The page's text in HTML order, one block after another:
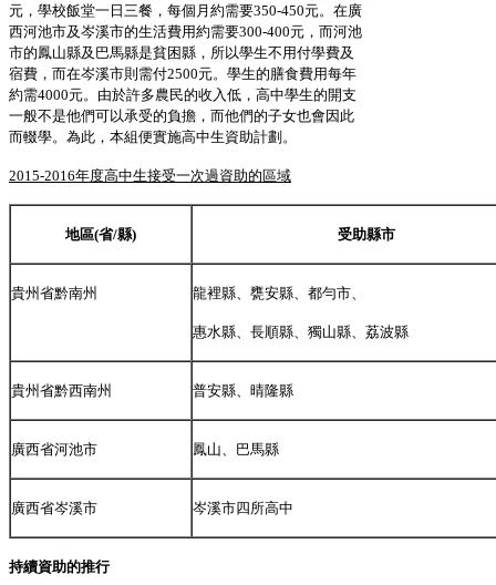
元，學校飯堂一日三餐，每個月約需要350-450元。在廣
西河池市及岑溪市的生活費用約需要300-400元，而河池
市的鳳山縣及巴馬縣是貧困縣，所以學生不用付學費及
宿費，而在岑溪市則需付2500元。學生的膳食費用每年
約需4000元。由於許多農民的收入低，高中學生的開支
一般不是他們可以承受的負擔，而他們的子女也會因此
而輟學。為此，本組便實施高中生資助計劃。
2015-2016年度高中生接受一次過資助的區域
地區(省/縣) 受助縣市
貴州省黔南州 龍裡縣、甕安縣、都勻市、
惠水縣、長順縣、獨山縣、荔波縣
貴州省黔西南州 普安縣、晴隆縣
廣西省河池市 鳳山、巴馬縣
廣西省岑溪市 岑溪市四所高中
持續資助的推行